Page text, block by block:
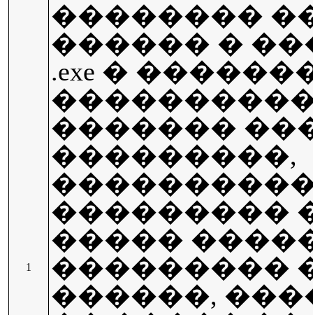
1
��������
������ �
.exe �
�������
���������,
���������
�����
���������
������,